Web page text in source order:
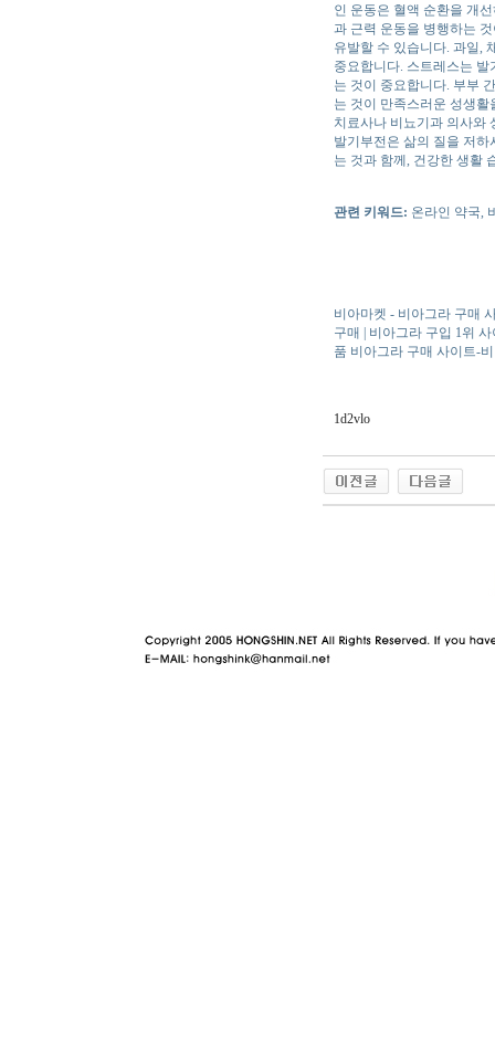
인 운동은 혈액 순환을 개
과 근력 운동을 병행하는
유발할 수 있습니다. 과일,
중요합니다. 스트레스는
는 것이 중요합니다. 부부
는 것이 만족스러운 성생
치료사나 비뇨기과 의사와
발기부전은 삶의 질을 저
는 것과 함께, 건강한 생활
관련 키워드: 온라인 약국,
비아마켓 - 비아그라 구매
구매 | 비아그라 구입 1위
품 비아그라 구매 사이트-
1d2vlo